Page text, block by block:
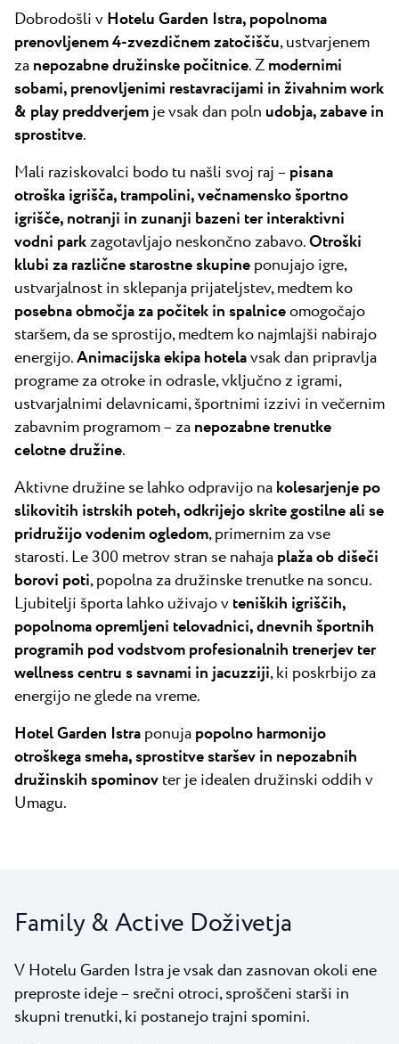
Dobrodošli vHotelu Garden Istra, popolnoma
prenovljenem 4-zvezdičnem zatočišču, ustvarjenem
zanepozabne družinske počitnice. Zmodernimi
sobami, prenovljenimi restavracijami in živahnim work
& play preddverjemje vsak dan poln udobja, zabave in
sprostitve.
Mali raziskovalci bodo tu našli svoj raj – pisana
otroška igrišča, trampolini, večnamensko športno
igrišče, notranji in zunanji bazeni ter interaktivni
vodni parkzagotavljajo neskončno zabavo.Otroški
klubi za različne starostne skupineponujajo igre,
ustvarjalnost in sklepanja prijateljstev, medtem ko
posebna območja za počitek in spalniceomogočajo
staršem, da se sprostijo, medtem ko najmlajši nabirajo
energijo.Animacijska ekipa hotelavsak dan pripravlja
programe za otroke in odrasle, vključno z igrami,
ustvarjalnimi delavnicami, športnimi izzivi in večernim
zabavnim programom – zanepozabne trenutke
celotne družine.
Aktivne družine se lahko odpravijo nakolesarjenje po
slikovitih istrskih poteh, odkrijejo skrite gostilne ali se
pridružijo vodenim ogledom, primernim za vse
starosti. Le 300 metrov stran se nahajaplaža ob dišeči
borovi poti, popolna za družinske trenutke na soncu.
Ljubitelji športa lahko uživajo vteniških igriščih,
popolnoma opremljeni telovadnici, dnevnih športnih
programih pod vodstvom profesionalnih trenerjev ter
wellness centru s savnami in jacuzziji, ki poskrbijo za
energijo ne glede na vreme.
Hotel Garden Istraponujapopolno harmonijo
otroškega smeha, sprostitve staršev in nepozabnih
družinskih spominovter je idealen družinski oddih v
Umagu.
Family & Active Doživetja
V Hotelu Garden Istra je vsak dan zasnovan okoli ene
preproste ideje – srečni otroci, sproščeni starši in
skupni trenutki, ki postanejo trajni spomini.